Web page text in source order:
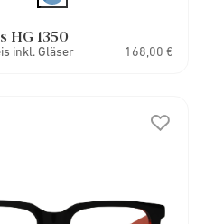
HG 1350
inkl. Gläser 168,00 €